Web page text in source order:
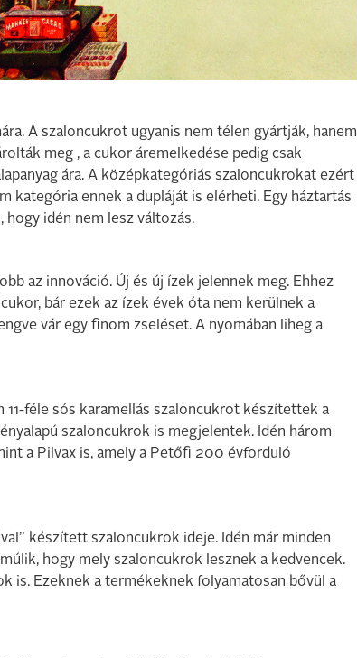
A szaloncukrot ugyanis nem télen gyártják, hanem
meg , a cukor áremelkedése pedig csak
ára. A középkategóriás szaloncukrokat ezért
ennek a dupláját is elérheti. Egy háztartás
hogy idén nem lesz változás.
az innováció. Új és új ízek jelennek meg. Ehhez
bár ezek az ízek évek óta nem kerülnek a
vár egy finom zseléset. A nyomában liheg a
11-féle sós karamellás szaloncukrot készítettek a
szaloncukrok is megjelentek. Idén három
a Pilvax is, amely a Petőfi 200 évforduló
készített szaloncukrok ideje. Idén már minden
hogy mely szaloncukrok lesznek a kedvencek.
is. Ezeknek a termékeknek folyamatosan bővül a